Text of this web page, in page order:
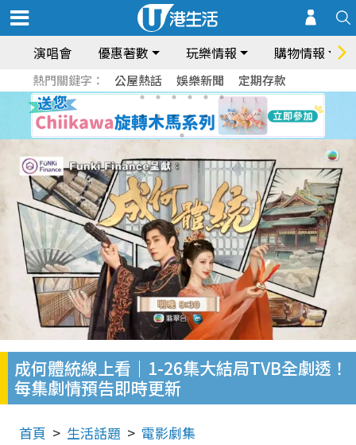
演唱會 優惠著數 玩樂情報 購物情報
熱門關鍵字： 公屋熱話 娛樂新聞 定期存款
成何體統線上看｜1-26集大結局TVB全劇透！
每集劇情預告即時更新
首頁 生活話題 電影劇集